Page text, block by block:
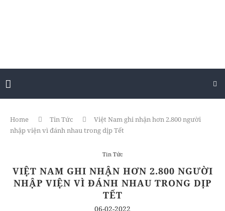
Home Tin Tức
Việt Nam ghi nhận hơn 2.800 người
nhập viện vì đánh nhau trong dịp Tết
Tin Tức
VIỆT NAM GHI NHẬN HƠN 2.800 NGƯỜI
NHẬP VIỆN VÌ ĐÁNH NHAU TRONG DỊP
TẾT
06-02-2022